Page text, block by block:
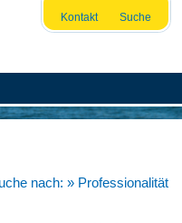
Kontakt Suche
nach: » Professionalität